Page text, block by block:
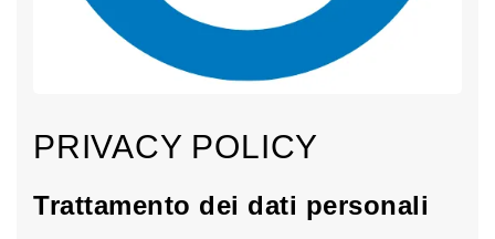
PRIVACY POLICY
Trattamento dei dati personali